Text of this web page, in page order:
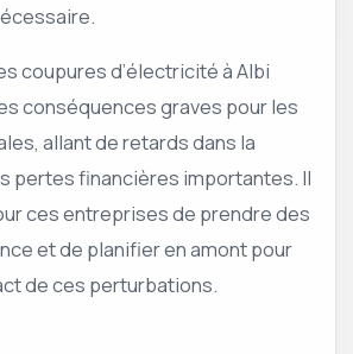
coupures d’électricité à Albi
conséquences graves pour les
allant de retards dans la
pertes financières importantes. Il
ces entreprises de prendre des
et de planifier en amont pour
de ces perturbations.